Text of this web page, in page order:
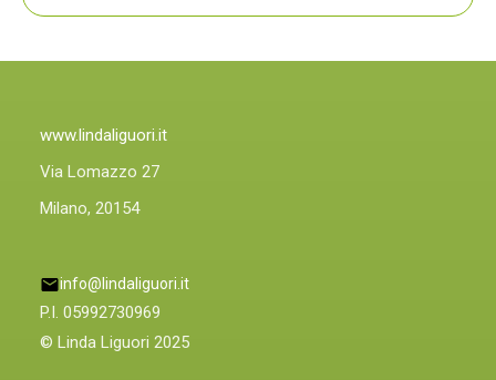
www.lindaliguori.it
Via Lomazzo 27
Milano, 20154
info@lindaliguori.it
P.I. 05992730969
© Linda Liguori 2025